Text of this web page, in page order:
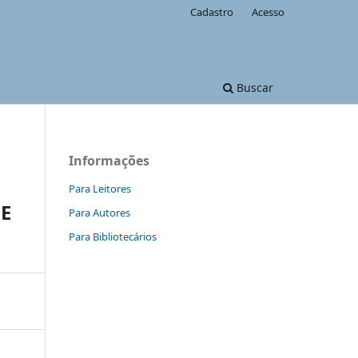
Buscar
Cadastro Acesso
Informações
Para Leitores
Para Autores
Para Bibliotecários